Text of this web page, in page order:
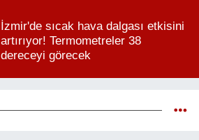
İzmir'de sıcak hava dalgası etkisini
artırıyor! Termometreler 38
dereceyi görecek